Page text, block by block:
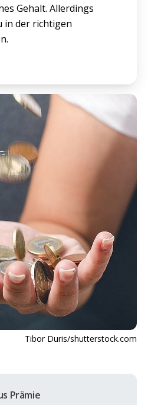
Gehalt. Allerdings
in der richtigen
Tibor Duris/shutterstock.com
Prämie